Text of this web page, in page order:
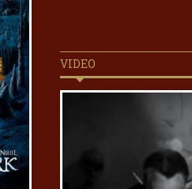
VIDEO